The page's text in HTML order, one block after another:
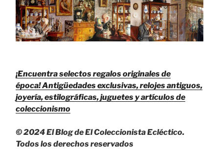
¡Encuentra selectos regalos originales de
época!Antigüedades exclusivas, relojes antiguos,
joyería, estilográficas, juguetes y artículos de
coleccionismo
© 2024 El Blog de El Coleccionista Ecléctico.
Todos los derechos reservados